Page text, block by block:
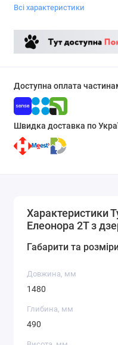
Всі характеристики
Доступна оплата
Швидка доставка по
Характеристики
Елеонора 2Т з
Габарити та
Довжина, мм
1480
Глибина, мм
490